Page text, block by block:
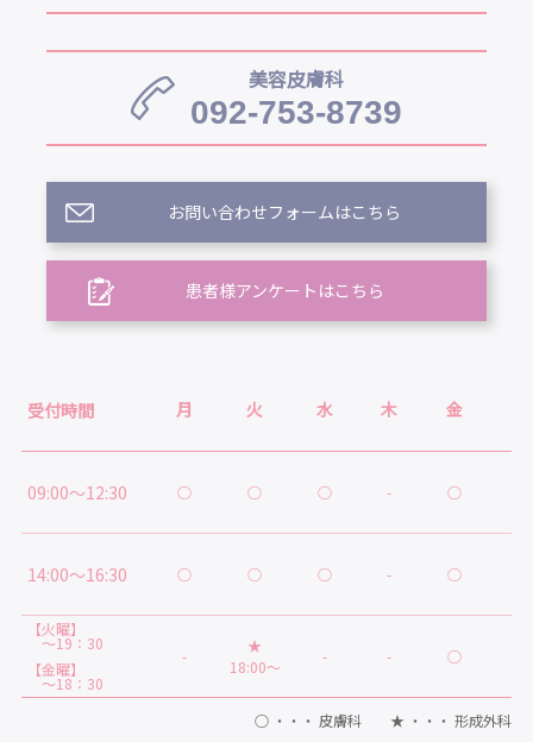
美容皮膚科
092-753-8739
お問い合わせフォームはこちら
患者様アンケートはこちら
受付時間 月 火 水 木 金
09:00～12:30 ○ ○ ○ - ○
14:00～16:30 ○ ○ ○ - ○
【火曜】
～19：30
【金曜】
～18：30
-
★
18:00～
- - ○
○ ・・・ 皮膚科 ★ ・・・ 形成外科